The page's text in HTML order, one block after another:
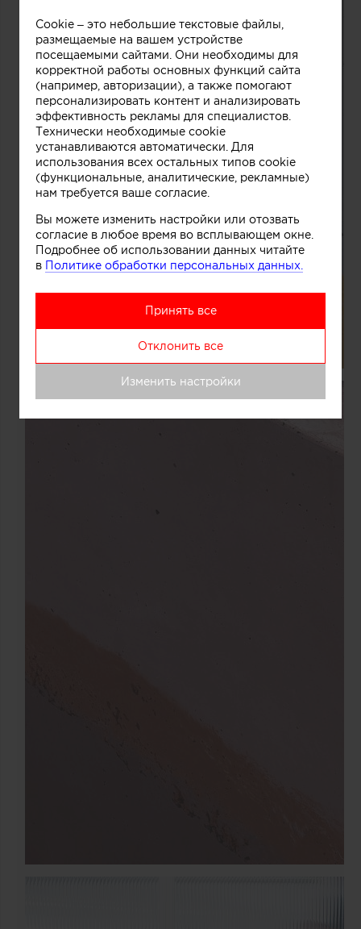
Cookie – это небольшие текстовые файлы,
размещаемые на вашем устройстве
посещаемыми сайтами. Они необходимы для
корректной работы основных функций сайта
(например, авторизации), а также помогают
персонализировать контент и анализировать
эффективность рекламы для специалистов.
Технически необходимые cookie
устанавливаются автоматически. Для
использования всех остальных типов cookie
(функциональные, аналитические, рекламные)
нам требуется ваше согласие.
Вы можете изменить настройки или отозвать
согласие в любое время во всплывающем окне.
Подробнее об использовании данных читайте
в Политике обработки персональных данных.
Принять все
Отклонить все
Изменить настройки